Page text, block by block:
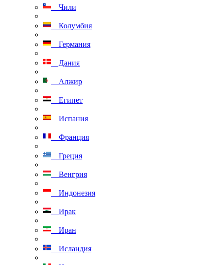
Чили
Колумбия
Германия
Дания
Алжир
Египет
Испания
Франция
Греция
Венгрия
Индонезия
Ирак
Иран
Исландия